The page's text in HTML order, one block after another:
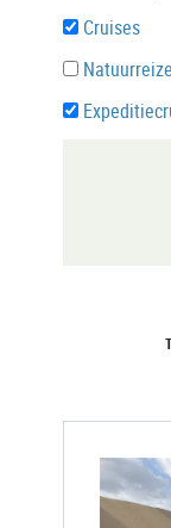
Cruises